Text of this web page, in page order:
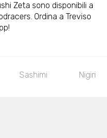
Zeta sono disponibili a
Ordina a Treviso
Sashimi Nigiri